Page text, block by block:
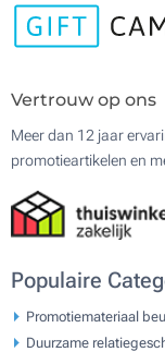
Vertrouw op ons
Meer dan 12 jaar
promotieartikelen en
Populaire
Promotiemateriaal
Duurzame